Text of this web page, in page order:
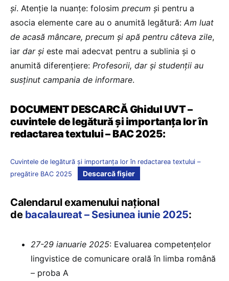
și. Atenție la nuanțe: folosim precum și pentru a
asocia elemente care au o anumită legătură: Am luat
de acasă mâncare, precum și apă pentru câteva zile,
iar dar și este mai adecvat pentru a sublinia și o
anumită diferențiere: Profesorii, dar și studenții au
susținut campania de informare.
DOCUMENT DESCARCĂ Ghidul UVT –
cuvintele de legătură și importanța lor în
redactarea textului – BAC 2025:
Cuvintele de legătură și importanța lor în redactarea textului –
pregătire BAC 2025
Descarcă fișier
Calendarul examenului național
de bacalaureat – Sesiunea iunie 2025:
27-29 ianuarie 2025: ⁠Evaluarea competențelor
lingvistice de comunicare orală în limba română
– proba A